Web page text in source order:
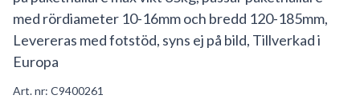
med rördiameter 10-16mm och bredd 120-185mm,
Levereras med fotstöd, syns ej på bild, Tillverkad i
Europa
Art. nr: C9400261